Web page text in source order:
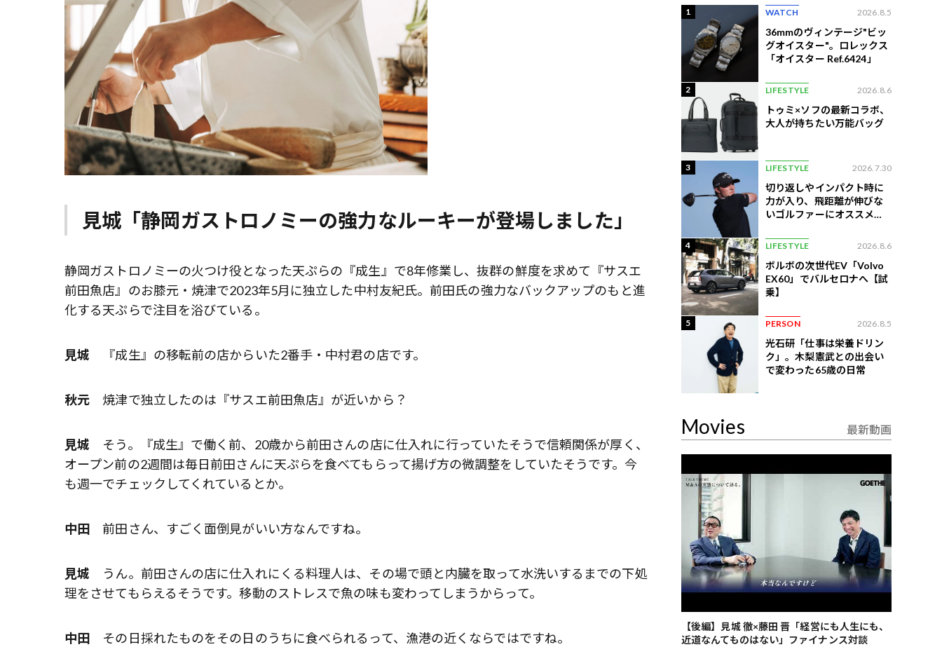
見城「静岡ガストロノミーの強力なルーキーが登場しました」
静岡ガストロノミーの火つけ役となった天ぷらの『成生』で8年修業し、抜群の鮮度を求めて『サスエ
前田魚店』のお膝元・焼津で2023年5月に独立した中村友紀氏。前田氏の強力なバックアップのもと進
化する天ぷらで注目を浴びている。
見城 『成生』の移転前の店からいた2番手・中村君の店です。
秋元 焼津で独立したのは『サスエ前田魚店』が近いから？
見城 そう。『成生』で働く前、20歳から前田さんの店に仕入れに行っていたそうで信頼関係が厚く、
オープン前の2週間は毎日前田さんに天ぷらを食べてもらって揚げ方の微調整をしていたそうです。今
も週一でチェックしてくれているとか。
中田 前田さん、すごく面倒見がいい方なんですね。
見城 うん。前田さんの店に仕入れにくる料理人は、その場で頭と内臓を取って水洗いするまでの下処
理をさせてもらえるそうです。移動のストレスで魚の味も変わってしまうからって。
中田 その日採れたものをその日のうちに食べられるって、漁港の近くならではですね。
1 WATCH 2026.8.5
36mmのヴィンテージ"ビッ
グオイスター"。ロレックス
「オイスター Ref.6424」
2 LIFESTYLE 2026.8.6
トゥミ×ソフの最新コラボ、
大人が持ちたい万能バッグ
3 LIFESTYLE 2026.7.30
切り返しやインパクト時に
力が入り、飛距離が伸びな
いゴルファーにオススメの
4 LIFESTYLE 2026.8.6
ボルボの次世代EV「Volvo
EX60」でバルセロナへ【試
乗】
5 PERSON 2026.8.5
光石研「仕事は栄養ドリン
ク」。木梨憲武との出会い
で変わった65歳の日常
Movies 最新動画
前列ホテル「UMITO 熱海 別邸」
【後編】見城 徹×藤田 晋「経営にも人生にも、
近道なんてものはない」ファイナンス対談